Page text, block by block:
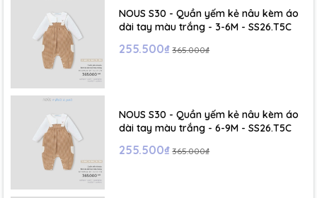
- Size 4 - 5Y: ( Viết tắt: 4Y) chiều cao: 107 - 114cm ~ cân nặng: 17
- Size 5 - 6Y: ( Viết tắt: 5Y) chiều cao: 114 - 122cm ~ cân nặng: 19
☁️ Bảng Size Mũ, Giày và Phụ kiện :
- NB : Dưới 6 kg
- Size S: 0-6 tháng
NOUS S30 - Quần yếm kẻ nâu kèm áo
dài tay màu trắng - 3-6M - SS26.T5C
255.500₫ 365.000₫
NOUS S30 - Quần yếm kẻ nâu kèm áo
dài tay màu trắng - 6-9M - SS26.T5C
255.500₫ 365.000₫